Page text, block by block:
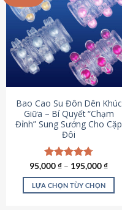
Bao Cao Su Đôn Dên Khúc
Giữa – Bí Quyết “Chạm
Đỉnh” Sung Sướng Cho Cặp
Đôi
Được xếp
hạng4.70
5 sao
95,000₫ – 195,000₫
LỰA CHỌN TÙY CHỌN